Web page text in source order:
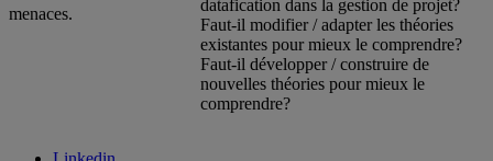
menaces.
datafication dans la gestion de projet?
Faut-il modifier / adapter les théories
existantes pour mieux le comprendre?
Faut-il développer / construire de
nouvelles théories pour mieux le
comprendre?